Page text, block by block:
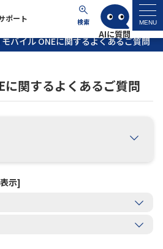
ポート 検索 MENU
マイページ
バイル ONEに関するよくあるご質問
に関するよくあるご質問
示]